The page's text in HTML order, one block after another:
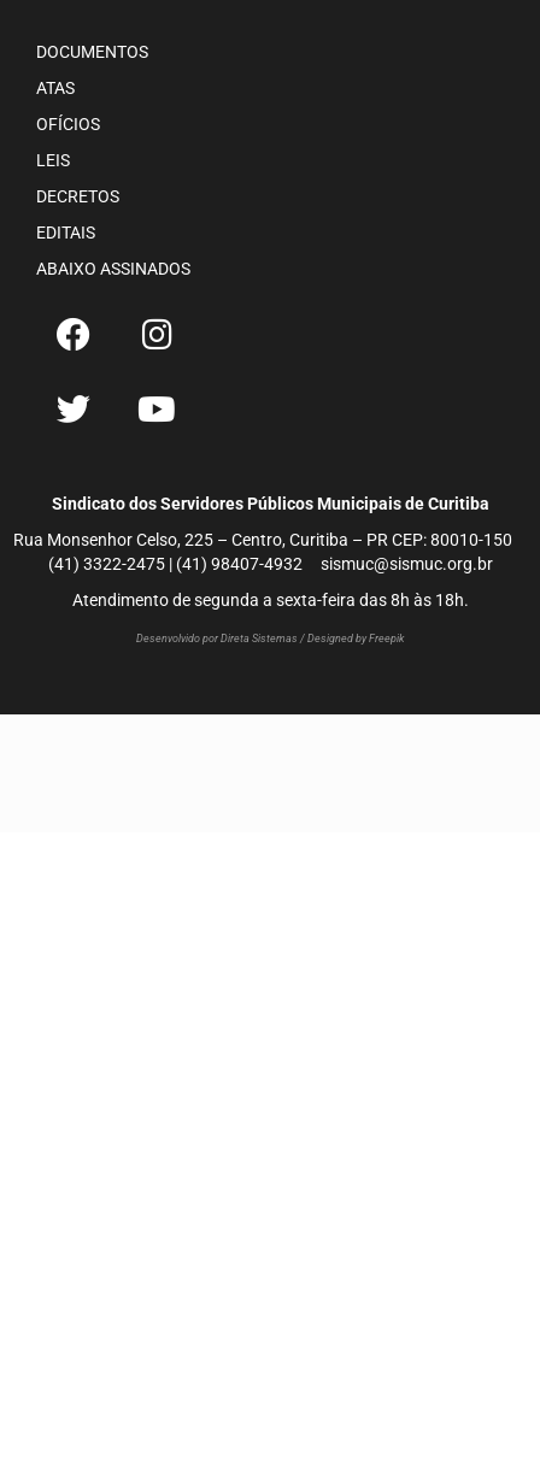
DOCUMENTOS
ATAS
OFÍCIOS
LEIS
DECRETOS
EDITAIS
ABAIXO ASSINADOS
Sindicato dos Servidores Públicos Municipais de Curitiba
Rua Monsenhor Celso, 225 – Centro, Curitiba – PR CEP: 80010-150
(41) 3322-2475 | (41) 98407-4932 sismuc@sismuc.org.br
Atendimento de segunda a sexta-feira das 8h às 18h.
Desenvolvido por Direta Sistemas / Designed by Freepik